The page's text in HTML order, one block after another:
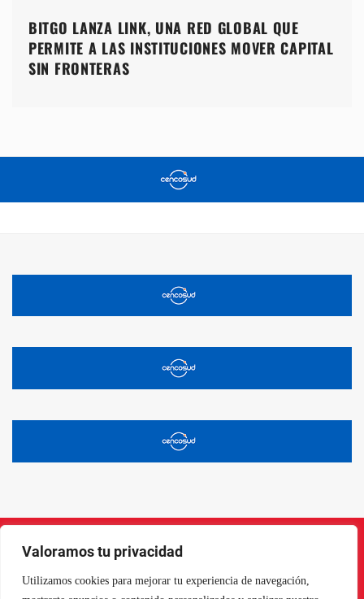
Valoramos tu privacidad
Utilizamos cookies para mejorar tu experiencia de navegación,
BITGO LANZA LINK, UNA RED GLOBAL QUE
PERMITE A LAS INSTITUCIONES MOVER CAPITAL
SIN FRONTERAS
InstagramFacebook
X